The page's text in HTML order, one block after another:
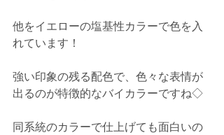
他をイエローの塩基性カラーで色を入
れています！
強い印象の残る配色で、色々な表情が
出るのが特徴的なバイカラーですね◇
同系統のカラーで仕上げても面白いの